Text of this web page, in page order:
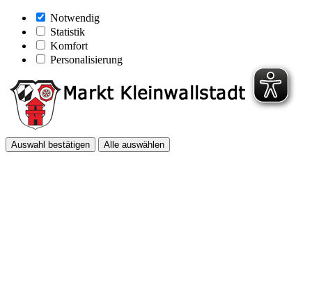
Notwendig
Statistik
Komfort
Personalisierung
Auswahl bestätigen Alle auswählen